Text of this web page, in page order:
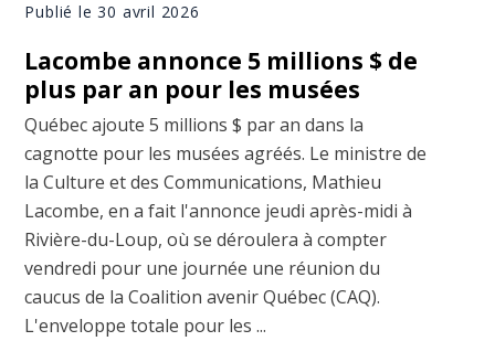
Publié le 30 avril 2026
Lacombe annonce 5 millions $ de
plus par an pour les musées
Québec ajoute 5 millions $ par an dans la
cagnotte pour les musées agréés. Le ministre de
la Culture et des Communications, Mathieu
Lacombe, en a fait l'annonce jeudi après-midi à
Rivière-du-Loup, où se déroulera à compter
vendredi pour une journée une réunion du
caucus de la Coalition avenir Québec (CAQ).
L'enveloppe totale pour les ...